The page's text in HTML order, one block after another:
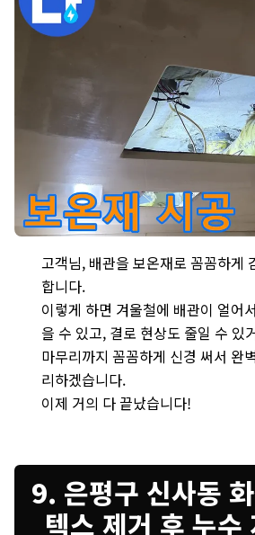
고객님, 배관을 보온재로 꼼꼼하게
합니다.
이렇게 하면 겨울철에 배관이 얼어
을 수 있고, 결로 현상도 줄일 수 있
마무리까지 꼼꼼하게 신경 써서 완
리하겠습니다.
이제 거의 다 끝났습니다!
9. 은평구 신사동
텍스 제거 후 누수